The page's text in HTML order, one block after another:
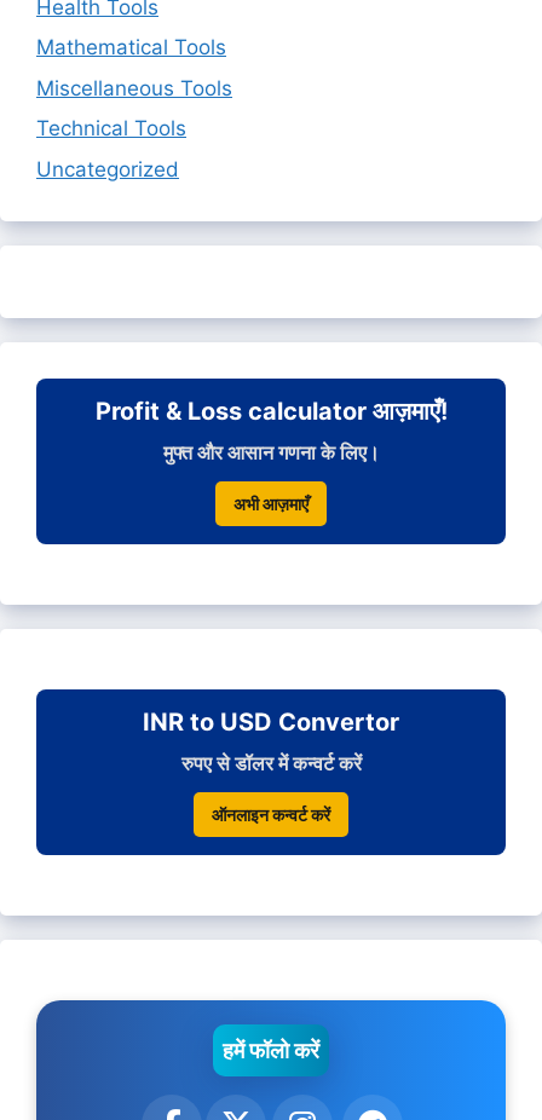
Health Tools
Mathematical Tools
Miscellaneous Tools
Technical Tools
Uncategorized
Profit & Loss calculator आज़माएँ!
मुफ्त और आसान गणना के लिए।
अभी आज़माएँ
INR to USD Convertor
रुपए से डॉलर में कन्वर्ट करें
ऑनलाइन कन्वर्ट करें
हमें फॉलो करें